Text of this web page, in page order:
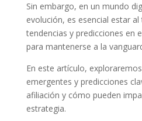
Sin embargo, en un mundo
evolución, es esencial estar
tendencias y predicciones en
para mantenerse a la
En este artículo,
emergentes y predicciones
afiliación y cómo pueden
estrategia.